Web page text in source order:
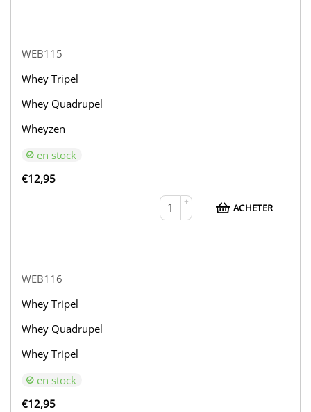
WEB115
Whey Tripel
Whey Quadrupel
Wheyzen
en stock
€12,95
+
−
ACHETER
WEB116
Whey Tripel
Whey Quadrupel
Whey Tripel
en stock
€12,95